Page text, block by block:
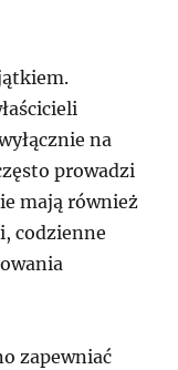
na
prowadzi
mają również
codzienne
zapewniać